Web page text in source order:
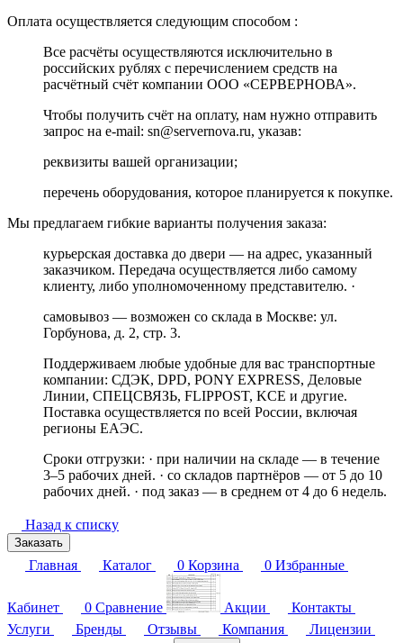
Оплата осуществляется следующим способом :
Все расчёты осуществляются исключительно в
российских рублях с перечислением средств на
расчётный счёт компании ООО «СЕРВЕРНОВА».
Чтобы получить счёт на оплату, нам нужно отправить
запрос на e-mail: sn@servernova.ru, указав:
реквизиты вашей организации;
перечень оборудования, которое планируется к покупке.
Мы предлагаем гибкие варианты получения заказа:
курьерская доставка до двери — на адрес, указанный
заказчиком. Передача осуществляется либо самому
клиенту, либо уполномоченному представителю. ·
самовывоз — возможен со склада в Москве: ул.
Горбунова, д. 2, стр. 3.
Поддерживаем любые удобные для вас транспортные
компании: СДЭК, DPD, PONY EXPRESS, Деловые
Линии, СПЕЦСВЯЗЬ, FLIPPOST, KCE и другие.
Поставка осуществляется по всей России, включая
регионы ЕАЭС.
Сроки отгрузки: · при наличии на складе — в течение
3–5 рабочих дней. · со складов партнёров — от 5 до 10
рабочих дней. · под заказ — в среднем от 4 до 6 недель.
Назад к списку
Заказать
Главная Каталог 0 Корзина 0 Избранные
Кабинет 0 Сравнение Акции
Контакты
Услуги
Бренды Отзывы Компания
Лицензии